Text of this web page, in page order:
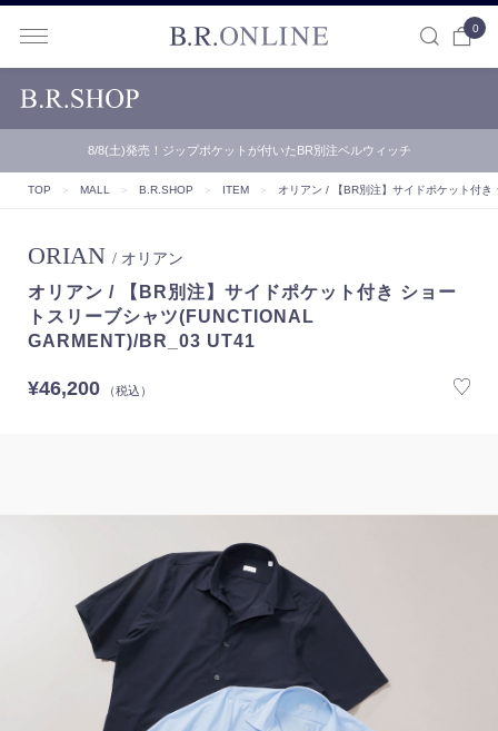
0
【B.R.ONLINE】一部店舗の夏期休業期間とお盆期間による配…
TOP ＞ MALL ＞ B.R.SHOP ＞ ITEM ＞ オリアン / 【BR別注】サイドポケット付
ORIAN / オリアン
オリアン / 【BR別注】サイドポケット付き ショー
トスリーブシャツ(FUNCTIONAL
GARMENT)/BR_03 UT41
¥46,200（税込）